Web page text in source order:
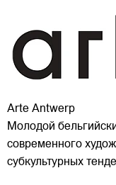
Arte Antwerp
Молодой
современного
субкультурных